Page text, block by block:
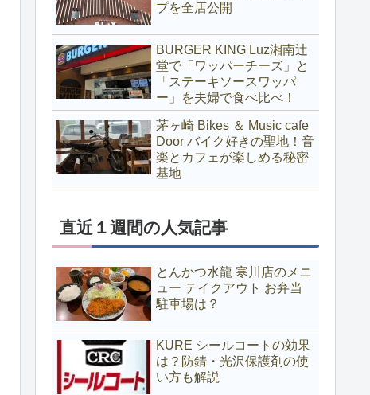
プを全店公開
BURGER KING Luz湘南辻
堂で「ワッパーチーズ」と
「ステーキソースワッパ
ー」を夫婦で食べ比べ！
茅ヶ崎 Bikes ＆ Music cafe
Door バイク好きの聖地！音
楽とカフェが楽しめる秘密
基地
直近１週間の人気記事
とんかつ水龍 寒川店のメニ
ュー テイクアウト お弁当
駐車場は？
KURE シールコートの効果
は？防錆・光沢保護剤の使
い方も解説